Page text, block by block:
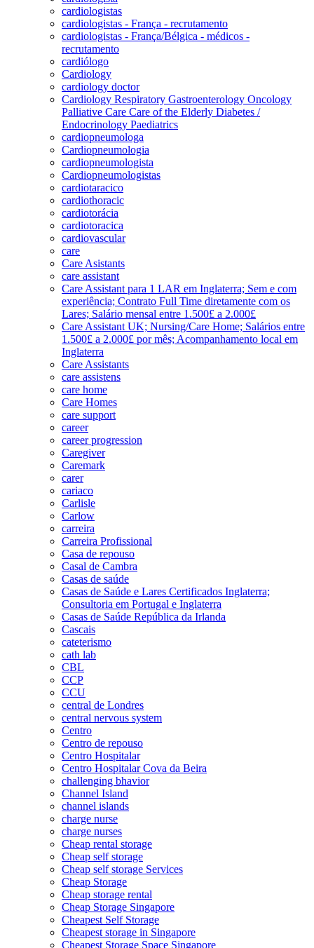
cardiologistas
cardiologistas - França - recrutamento
cardiologistas - França/Bélgica - médicos -
recrutamento
cardiólogo
Cardiology
cardiology doctor
Cardiology Respiratory Gastroenterology Oncology
Palliative Care Care of the Elderly Diabetes /
Endocrinology Paediatrics
cardiopneumologa
Cardiopneumologia
cardiopneumologista
Cardiopneumologistas
cardiotaracico
cardiothoracic
cardiotorácia
cardiotoracica
cardiovascular
care
Care Asistants
care assistant
Care Assistant para 1 LAR em Inglaterra; Sem e com
experiência; Contrato Full Time diretamente com os
Lares; Salário mensal entre 1.500£ a 2.000£
Care Assistant UK; Nursing/Care Home; Salários entre
1.500£ a 2.000£ por mês; Acompanhamento local em
Inglaterra
Care Assistants
care assistens
care home
Care Homes
care support
career
career progression
Caregiver
Caremark
carer
cariaco
Carlisle
Carlow
carreira
Carreira Profissional
Casa de repouso
Casal de Cambra
Casas de saúde
Casas de Saúde e Lares Certificados Inglaterra;
Consultoria em Portugal e Inglaterra
Casas de Saúde República da Irlanda
Cascais
cateterismo
cath lab
CBL
CCP
CCU
central de Londres
central nervous system
Centro
Centro de repouso
Centro Hospitalar
Centro Hospitalar Cova da Beira
challenging bhavior
Channel Island
channel islands
charge nurse
charge nurses
Cheap rental storage
Cheap self storage
Cheap self storage Services
Cheap Storage
Cheap storage rental
Cheap Storage Singapore
Cheapest Self Storage
Cheapest storage in Singapore
Cheapest Storage Space Singapore